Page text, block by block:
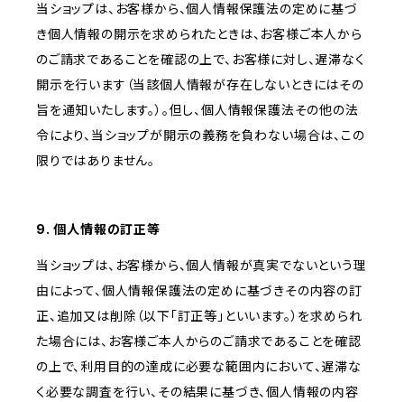
当ショップは、お客様から、個人情報保護法の定めに基づ
き個人情報の開示を求められたときは、お客様ご本人から
のご請求であることを確認の上で、お客様に対し、遅滞なく
開示を行います（当該個人情報が存在しないときにはその
旨を通知いたします。）。但し、個人情報保護法その他の法
令により、当ショップが開示の義務を負わない場合は、この
限りではありません。
9. 個人情報の訂正等
当ショップは、お客様から、個人情報が真実でないという理
由によって、個人情報保護法の定めに基づきその内容の訂
正、追加又は削除（以下「訂正等」といいます。）を求められ
た場合には、お客様ご本人からのご請求であることを確認
の上で、利用目的の達成に必要な範囲内において、遅滞な
く必要な調査を行い、その結果に基づき、個人情報の内容